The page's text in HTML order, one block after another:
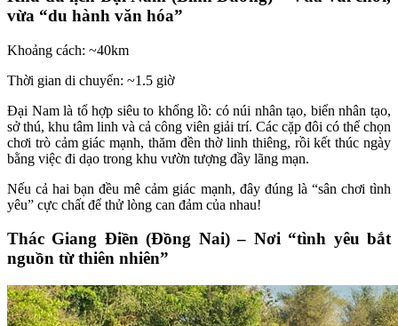
vừa “du hành văn hóa”
Khoảng cách: ~40km
Thời gian di chuyển: ~1.5 giờ
Đại Nam là tổ hợp siêu to khổng lồ: có núi nhân tạo, biển nhân tạo,
sở thú, khu tâm linh và cả công viên giải trí. Các cặp đôi có thể chọn
chơi trò cảm giác mạnh, thăm đền thờ linh thiêng, rồi kết thúc ngày
bằng việc đi dạo trong khu vườn tượng đầy lãng mạn.
Nếu cả hai bạn đều mê cảm giác mạnh, đây đúng là “sân chơi tình
yêu” cực chất để thử lòng can đảm của nhau!
Thác Giang Điền (Đồng Nai) – Nơi “tình yêu bắt
nguồn từ thiên nhiên”